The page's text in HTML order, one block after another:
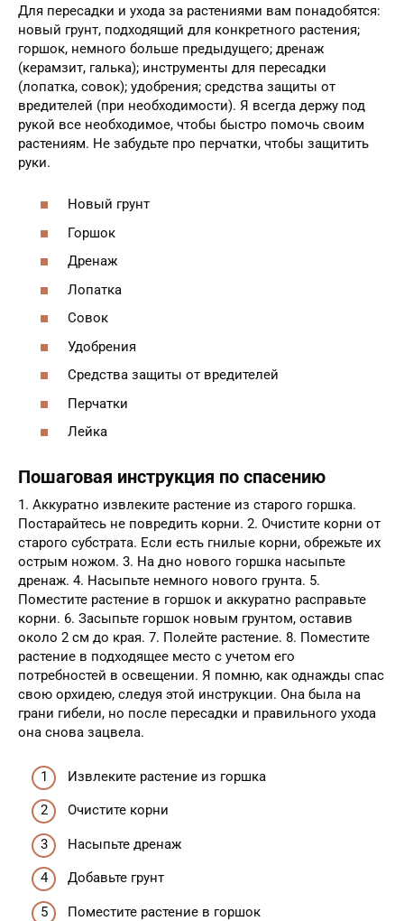
Для пересадки и ухода за растениями вам понадобятся:
новый грунт, подходящий для конкретного растения;
горшок, немного больше предыдущего; дренаж
(керамзит, галька); инструменты для пересадки
(лопатка, совок); удобрения; средства защиты от
вредителей (при необходимости). Я всегда держу под
рукой все необходимое, чтобы быстро помочь своим
растениям. Не забудьте про перчатки, чтобы защитить
руки.
Новый грунт
Горшок
Дренаж
Лопатка
Совок
Удобрения
Средства защиты от вредителей
Перчатки
Лейка
Пошаговая инструкция по спасению
1. Аккуратно извлеките растение из старого горшка.
Постарайтесь не повредить корни. 2. Очистите корни от
старого субстрата. Если есть гнилые корни, обрежьте их
острым ножом. 3. На дно нового горшка насыпьте
дренаж. 4. Насыпьте немного нового грунта. 5.
Поместите растение в горшок и аккуратно расправьте
корни. 6. Засыпьте горшок новым грунтом, оставив
около 2 см до края. 7. Полейте растение. 8. Поместите
растение в подходящее место с учетом его
потребностей в освещении. Я помню, как однажды спас
свою орхидею, следуя этой инструкции. Она была на
грани гибели, но после пересадки и правильного ухода
она снова зацвела.
Извлеките растение из горшка
Очистите корни
Насыпьте дренаж
Добавьте грунт
Поместите растение в горшок